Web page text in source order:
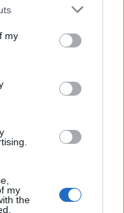
one or more Google
You may click to
third-party tags to
in below Google
my
my
the
σε
σας
σε 2